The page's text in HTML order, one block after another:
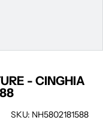
- CINGHIA
SKU: NH5802181588